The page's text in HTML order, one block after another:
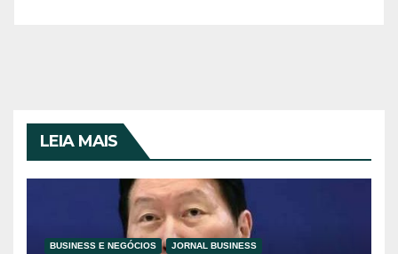
LEIA MAIS
BUSINESS E NEGÓCIOS JORNAL BUSINESS